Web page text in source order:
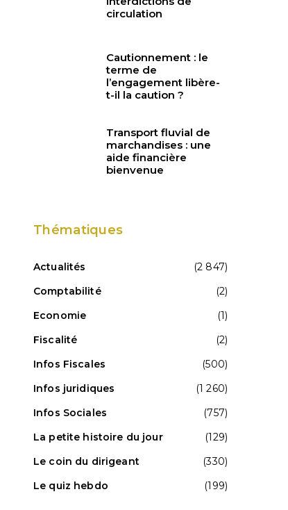
circulation
Cautionnement : le
terme de
l’engagement libère-
t-il la caution ?
Transport fluvial de
marchandises : une
aide financière
bienvenue
Thématiques
Actualités
(2 847)
Comptabilité
(2)
Economie
(1)
Fiscalité
(2)
Infos Fiscales
(500)
Infos juridiques
(1 260)
Infos Sociales
(757)
La petite histoire du jour
(129)
Le coin du dirigeant
(330)
Le quiz hebdo
(199)